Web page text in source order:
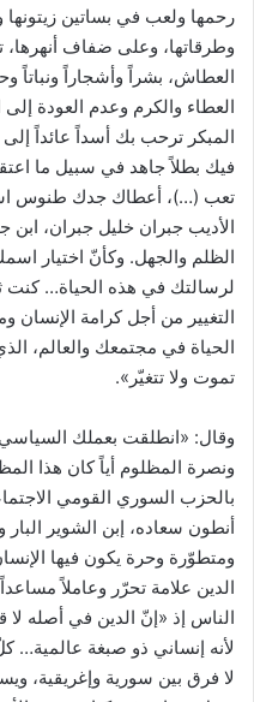
رحمها ولعب في بساتين زيتونها
وطرقاتها، وعلى ضفاف أنهرها،
العطاش، بشراً وأشجاراً ونباتاً
العطاء والكرم وعدم العودة إلى
المبكر ترحب بك أسداً عائداً
فيك بطلاً جاهد في سبيل ما
تعب (…)، أعطاك جدك طنوس اسم
الأديب جبران خليل جبران، ابن
الظلم والجهل. وكأنّ اختيار
لرسالتك في هذه الحياة… كنت
التغيير من أجل كرامة الإنسان
الحياة في مجتمعك والعالم،
تموت ولا تتغيّر».
وقال: «انطلقت بعملك السياسي
ونصرة المظلوم أياً كان هذا
بالحزب السوري القومي
أنطون سعاده، إبن الشوير
ومتطوّرة وحرة يكون فيها
الدين علامة تحرّر وعاملاً
الناس إذ «إنّ الدين في أصله لا
لأنه إنساني ذو صبغة عالمية…
لا فرق بين سورية وإغريقية،